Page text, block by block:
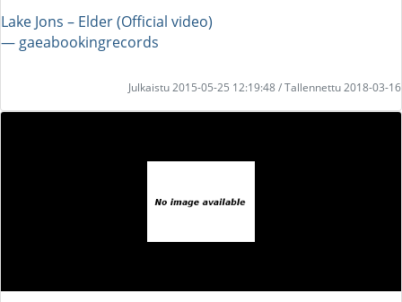
Lake Jons – Elder (Official video)
― gaeabookingrecords
Julkaistu 2015-05-25 12:19:48 / Tallennettu 2018-03-16